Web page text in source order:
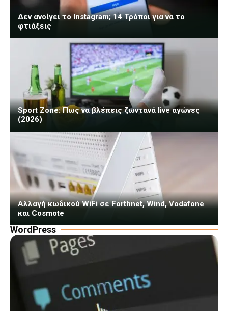
Δεν ανοίγει το Instagram; 14 Τρόποι για να το
φτιάξεις
Sport Zone: Πως να βλέπεις ζωντανά live αγώνες
(2026)
Αλλαγή κωδικού WiFi σε Forthnet, Wind, Vodafone
και Cosmote
WordPress